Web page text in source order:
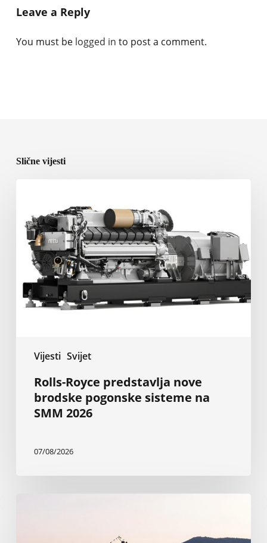
Leave a Reply
You must be logged in to post a comment.
Slične vijesti
Vijesti Svijet
predstavlja
nove
brodske
pogonske
sisteme
na
SMM
Rolls-Royce predstavlja nove
brodske pogonske sisteme na
SMM 2026
07/08/2026